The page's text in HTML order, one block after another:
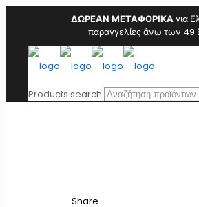
ΔΩΡΕΑΝ ΜΕΤΑΦΟΡΙΚΑγια
παραγγελίες άνω των 49
Products search
Share